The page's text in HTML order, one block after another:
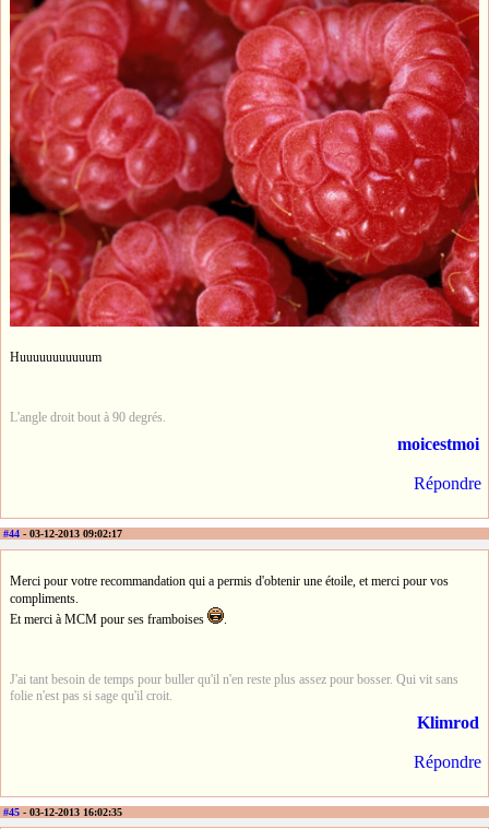
Huuuuuuuuuuum
L'angle droit bout à 90 degrés.
moicestmoi
Répondre
#44 - 03-12-2013 09:02:17
Merci pour votre recommandation qui a permis d'obtenir une étoile, et merci pour vos
compliments.
Et merci à MCM pour ses framboises
J'ai tant besoin de temps pour buller qu'il n'en reste plus assez pour bosser. Qui vit sans
folie n'est pas si sage qu'il croit.
Klimrod
Répondre
#45 - 03-12-2013 16:02:35